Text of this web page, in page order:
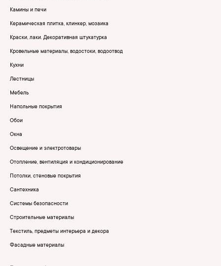
Камины и печи
Керамическая плитка, клинкер, мозаика
Краски, лаки. Декоративная штукатурка
Кровельные материалы, водостоки, водоотвод
Кухни
Лестницы
Мебель
Напольные покрытия
Обои
Окна
Освещение и электротовары
Отопление, вентиляция и кондиционирование
Потолки, стеновые покрытия
Сантехника
Системы безопасности
Строительные материалы
Текстиль, предметы интерьера и декора
Фасадные материалы